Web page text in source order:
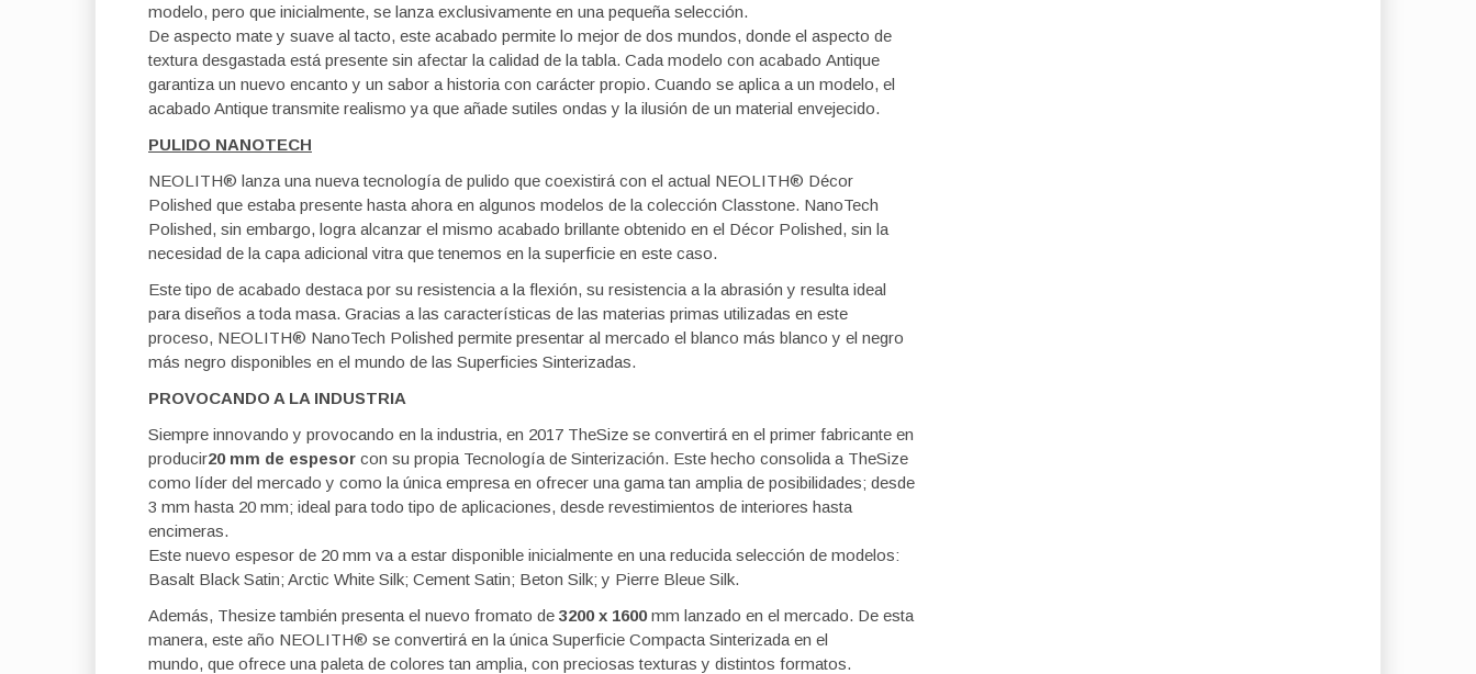
modelo, pero que inicialmente, se lanza exclusivamente en una pequeña selección.
De aspecto mate y suave al tacto, este acabado permite lo mejor de dos mundos, donde el aspecto de
textura desgastada está presente sin afectar la calidad de la tabla. Cada modelo con acabado Antique
garantiza un nuevo encanto y un sabor a historia con carácter propio. Cuando se aplica a un modelo, el
acabado Antique transmite realismo ya que añade sutiles ondas y la ilusión de un material envejecido.
PULIDO NANOTECH
NEOLITH® lanza una nueva tecnología de pulido que coexistirá con el actual NEOLITH® Décor
Polished que estaba presente hasta ahora en algunos modelos de la colección Classtone. NanoTech
Polished, sin embargo, logra alcanzar el mismo acabado brillante obtenido en el Décor Polished, sin la
necesidad de la capa adicional vitra que tenemos en la superficie en este caso.
Este tipo de acabado destaca por su resistencia a la flexión, su resistencia a la abrasión y resulta ideal
para diseños a toda masa. Gracias a las características de las materias primas utilizadas en este
proceso, NEOLITH® NanoTech Polished permite presentar al mercado el blanco más blanco y el negro
más negro disponibles en el mundo de las Superficies Sinterizadas.
PROVOCANDO A LA INDUSTRIA
Siempre innovando y provocando en la industria, en 2017 TheSize se convertirá en el primer fabricante en
producir20 mm de espesor con su propia Tecnología de Sinterización. Este hecho consolida a TheSize
como líder del mercado y como la única empresa en ofrecer una gama tan amplia de posibilidades; desde
3 mm hasta 20 mm; ideal para todo tipo de aplicaciones, desde revestimientos de interiores hasta
encimeras.
Este nuevo espesor de 20 mm va a estar disponible inicialmente en una reducida selección de modelos:
Basalt Black Satin; Arctic White Silk; Cement Satin; Beton Silk; y Pierre Bleue Silk.
Además, Thesize también presenta el nuevo fromato de 3200 x 1600mm lanzado en el mercado. De esta
manera, este año NEOLITH® se convertirá en la única Superficie Compacta Sinterizada en el
mundo, que ofrece una paleta de colores tan amplia, con preciosas texturas y distintos formatos.